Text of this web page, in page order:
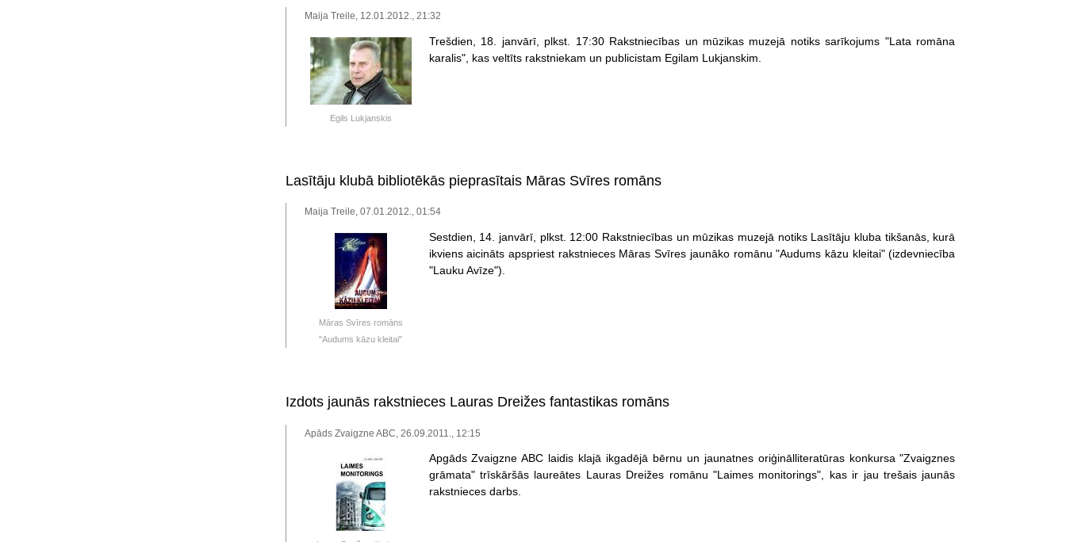
Maija Treile, 12.01.2012., 21:32
Egils Lukjanskis
Trešdien, 18. janvārī, plkst. 17:30 Rakstniecības un mūzikas muzejā notiks sarīkojums "Lata romāna
karalis", kas veltīts rakstniekam un publicistam Egilam Lukjanskim.
Lasītāju klubā bibliotēkās pieprasītais Māras Svīres romāns
Maija Treile, 07.01.2012., 01:54
Māras Svīres romāns
"Audums kāzu kleitai"
Sestdien, 14. janvārī, plkst. 12:00 Rakstniecības un mūzikas muzejā notiks Lasītāju kluba tikšanās, kurā
ikviens aicināts apspriest rakstnieces Māras Svīres jaunāko romānu "Audums kāzu kleitai" (izdevniecība
"Lauku Avīze").
Izdots jaunās rakstnieces Lauras Dreižes fantastikas romāns
Apāds Zvaigzne ABC, 26.09.2011., 12:15
Apgāds Zvaigzne ABC laidis klajā ikgadējā bērnu un jaunatnes oriģinālliteratūras konkursa "Zvaigznes
grāmata" trīskāršās laureātes Lauras Dreižes romānu "Laimes monitorings", kas ir jau trešais jaunās
rakstnieces darbs.